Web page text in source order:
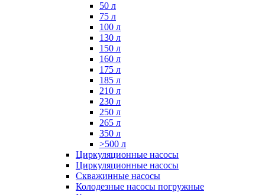
50 л
75 л
100 л
130 л
150 л
160 л
175 л
185 л
210 л
230 л
250 л
265 л
350 л
>500 л
Циркуляционные насосы
Циркуляционные насосы
Скважинные насосы
Колодезные насосы погружные